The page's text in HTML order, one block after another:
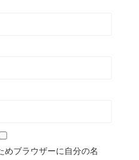
めブラウザーに自分の名